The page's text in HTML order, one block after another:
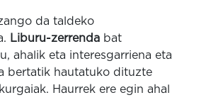
da taldeko
Liburu-zerrendabat
ahalik eta interesgarriena eta
bertatik hautatuko dituzte
Haurrek ere egin ahal